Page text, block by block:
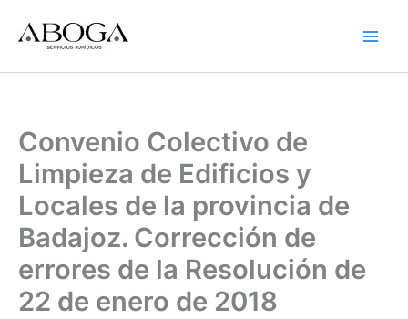
contenido
Convenio Colectivo de
Limpieza de Edificios y
Locales de la provincia de
Badajoz. Corrección de
errores de la Resolución de
22 de enero de 2018